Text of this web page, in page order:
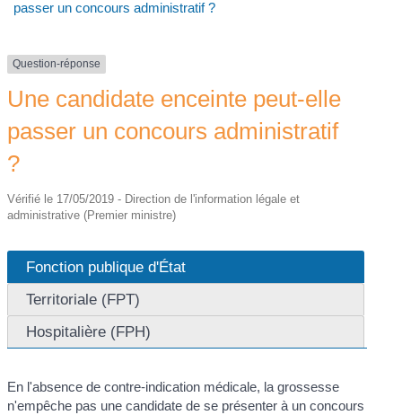
passer un concours administratif ?
Question-réponse
Une candidate enceinte peut-elle
passer un concours administratif
?
Vérifié le 17/05/2019 - Direction de l'information légale et
administrative (Premier ministre)
Fonction publique d'État
Territoriale (FPT)
Hospitalière (FPH)
En l'absence de contre-indication médicale, la grossesse
n'empêche pas une candidate de se présenter à un concours